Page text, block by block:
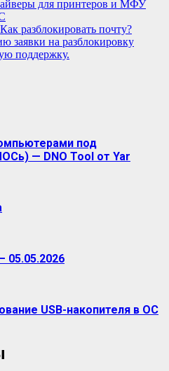
для принтеров и МФУ
Как разблокировать почту?
заявки на разблокировку
поддержку.
под
— DNO Tool от Yar
05.05.2026
USB-накопителя в ОС